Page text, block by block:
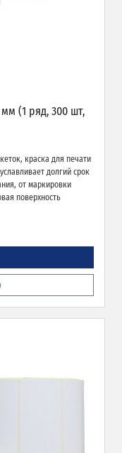
(1 ряд, 300 шт,
краска для печати
долгий срок
от маркировки
поверхность
широкие возможности